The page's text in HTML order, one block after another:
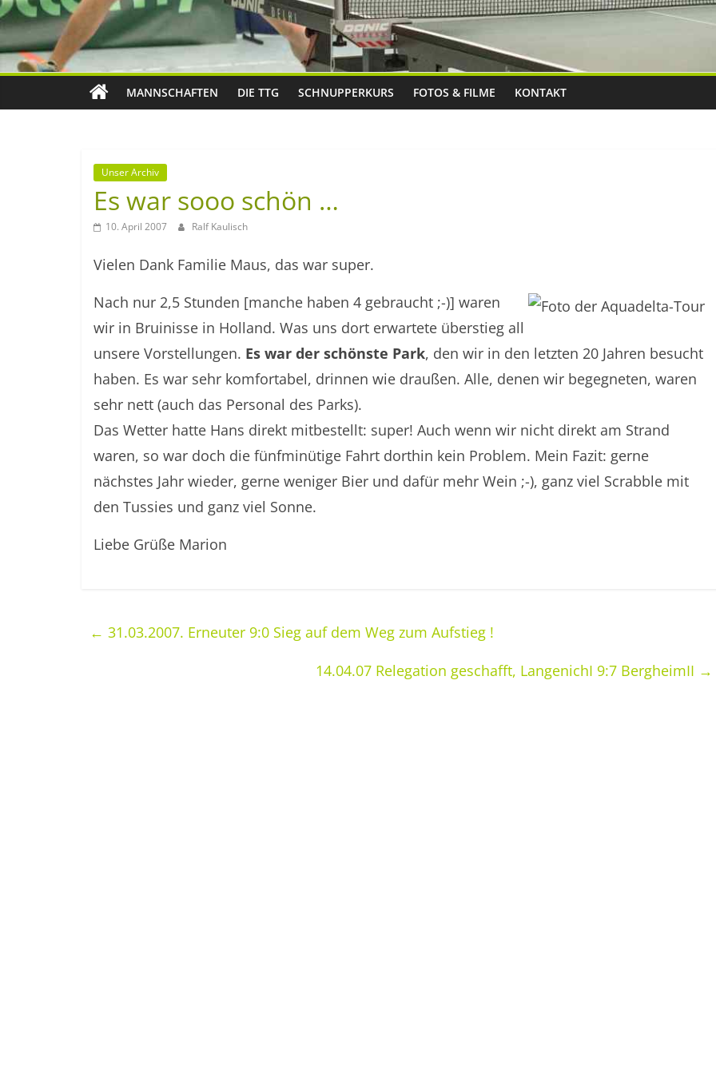
MANNSCHAFTEN DIE TTG SCHNUPPERKURS FOTOS & FILME KONTAKT
Unser Archiv
Es war sooo schön …
10. April 2007 Ralf Kaulisch
Vielen Dank Familie Maus, das war super.
Nach nur 2,5 Stunden [manche haben 4 gebraucht ;-)] waren
wir in Bruinisse in Holland. Was uns dort erwartete überstieg all
unsere Vorstellungen. Es war der schönste Park, den wir in den letzten 20 Jahren besucht
haben. Es war sehr komfortabel, drinnen wie draußen. Alle, denen wir begegneten, waren
sehr nett (auch das Personal des Parks).
Das Wetter hatte Hans direkt mitbestellt: super! Auch wenn wir nicht direkt am Strand
waren, so war doch die fünfminütige Fahrt dorthin kein Problem. Mein Fazit: gerne
nächstes Jahr wieder, gerne weniger Bier und dafür mehr Wein ;-), ganz viel Scrabble mit
den Tussies und ganz viel Sonne.
Liebe Grüße Marion
← 31.03.2007. Erneuter 9:0 Sieg auf dem Weg zum Aufstieg !
14.04.07 Relegation geschafft, LangenichI 9:7 BergheimII →